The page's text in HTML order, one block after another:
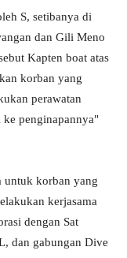
S, setibanya di
dan Gili Meno
Kapten boat atas
korban yang
perawatan
ke penginapannya"
untuk korban yang
kerjasama
dengan Sat
dan gabungan Dive